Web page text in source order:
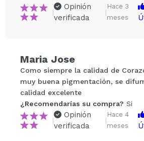
Tu vídeo podría ser el primero.
¿Recomendarías su compra?
5/5
|
Opinión
verificada
|
Hace 3
meses
Maria Jose
Como siempre la calidad de
muy buena pigmentación, se
calidad excelente
¿Recomendarías su compra? Si
|
Opinión
verificada
|
Hace 4
meses